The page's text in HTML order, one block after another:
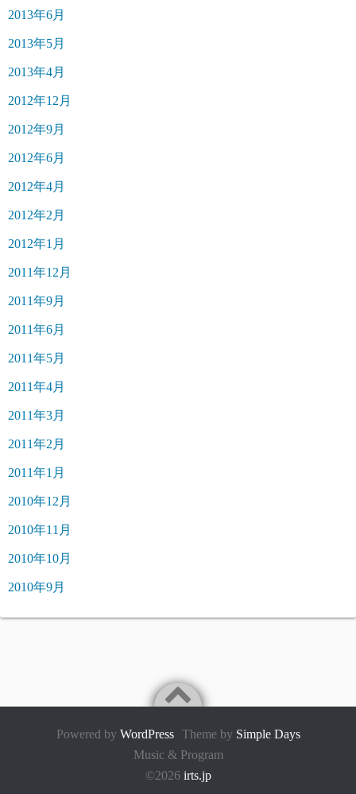
2013年6月
2013年5月
2013年4月
2012年12月
2012年9月
2012年6月
2012年4月
2012年2月
2012年1月
2011年12月
2011年9月
2011年6月
2011年5月
2011年4月
2011年3月
2011年2月
2011年1月
2010年12月
2010年11月
2010年10月
2010年9月
Powered by WordPress Theme by Simple Days
Music & Program
©2026 irts.jp